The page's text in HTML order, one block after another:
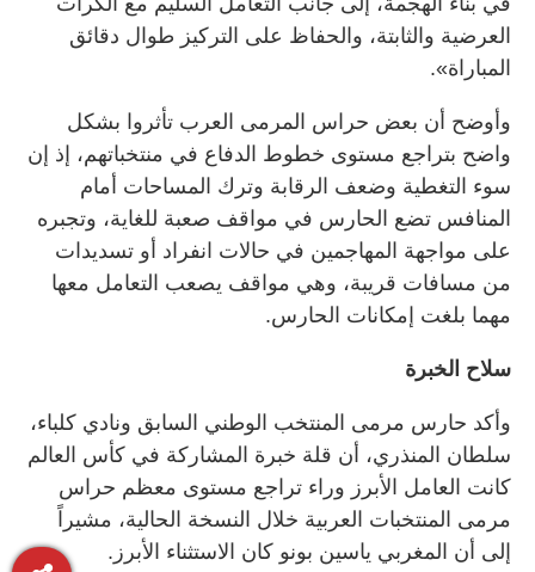
العرضية والثابتة، والحفاظ على التركيز طوال دقائق
المباراة».
وأوضح أن بعض حراس المرمى العرب تأثروا بشكل
واضح بتراجع مستوى خطوط الدفاع في منتخباتهم، إذ إن
سوء التغطية وضعف الرقابة وترك المساحات أمام
المنافس تضع الحارس في مواقف صعبة للغاية، وتجبره
على مواجهة المهاجمين في حالات انفراد أو تسديدات
من مسافات قريبة، وهي مواقف يصعب التعامل معها
مهما بلغت إمكانات الحارس.
سلاح الخبرة
وأكد حارس مرمى المنتخب الوطني السابق ونادي كلباء،
سلطان المنذري، أن قلة خبرة المشاركة في كأس العالم
كانت العامل الأبرز وراء تراجع مستوى معظم حراس
مرمى المنتخبات العربية خلال النسخة الحالية، مشيراً
إلى أن المغربي ياسين بونو كان الاستثناء الأبرز.